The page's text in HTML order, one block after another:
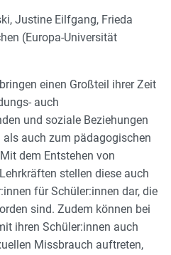
Justine Eilfgang, Frieda
(Europa-Universität
einen Großteil ihrer Zeit
auch
und soziale Beziehungen
auch zum pädagogischen
dem Entstehen von
stellen diese auch
für Schüler:innen dar, die
sind. Zudem können bei
ihren Schüler:innen auch
Missbrauch auftreten,